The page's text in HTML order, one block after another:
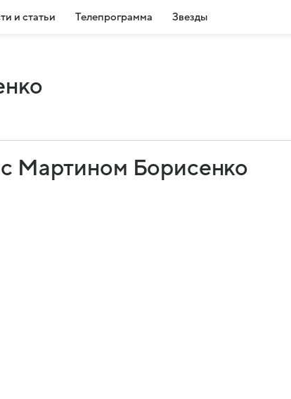
и статьи Телепрограмма Звезды
Мартином Борисенко